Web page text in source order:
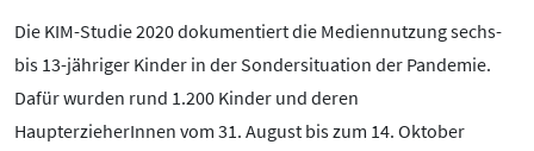
Die KIM-Studie 2020 dokumentiert die Mediennutzung sechs-
bis 13-jähriger Kinder in der Sondersituation der Pandemie.
Dafür wurden rund 1.200 Kinder und deren
HaupterzieherInnen vom 31. August bis zum 14. Oktober
Snapchat
TikTok
WhatsApp